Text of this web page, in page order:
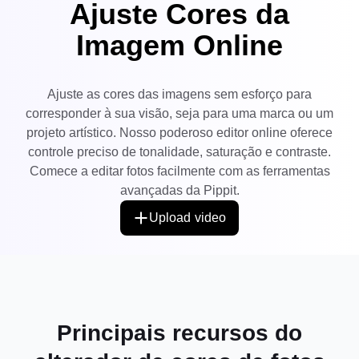
Imagens de produtos de IA
Gere fotos profissionais de
produtos em lote facilmente.
Avatares e vozes de IA
Central de ajuda
Conta de usuário
Gerenciamento de recursos
Imagens de produtos
Solução de vídeo com apenas
um clique
7 Ideias Promocionais Poster
Dicas de negócios
Os 5 melhores tipos de vídeos
de negócios
Dicas de pôster para
impulsionar as vendas
Dicas de Redes Sociais
Criar fotos de capa do
YouTube
Como cortar um vídeo para
Ajuste Cores da
Imagem Online
Ajuste as cores das imagens sem esforço para
corresponder à sua visão, seja para uma marca ou um
projeto artístico. Nosso poderoso editor online oferece
controle preciso de tonalidade, saturação e contraste.
Comece a editar fotos facilmente com as ferramentas
avançadas da Pippit.
Upload video
Principais recursos do